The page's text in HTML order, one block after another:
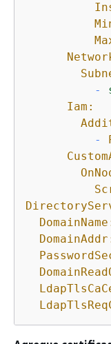
-
Iam:
-